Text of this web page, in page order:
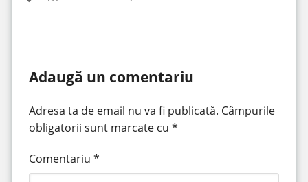
Adaugă un comentariu
Adresa ta de email nu va fi publicată. Câmpurile
obligatorii sunt marcate cu *
Comentariu *